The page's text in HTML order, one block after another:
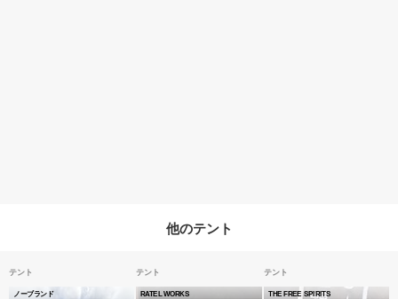
他のテント
テント
ノーブランド
テント
RATEL WORKS
テント
THE FREE SPIRITS